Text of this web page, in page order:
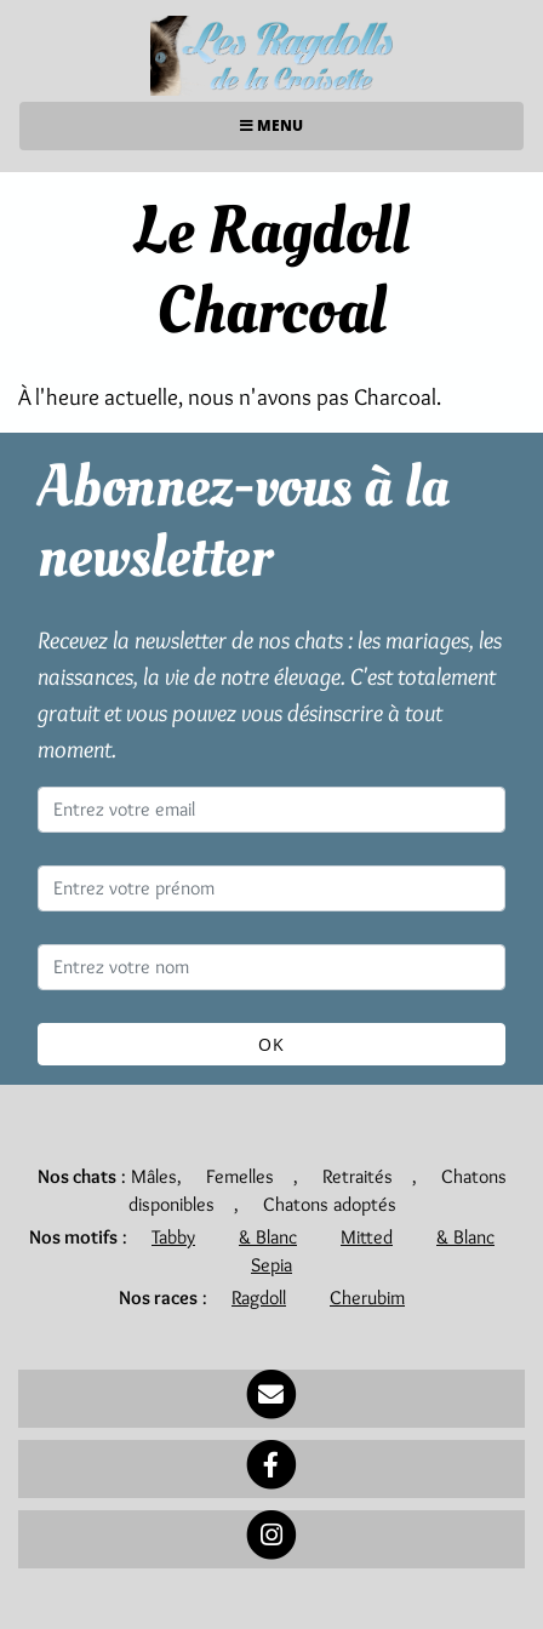
MENU
Le Ragdoll
Charcoal
À l'heure actuelle, nous n'avons pas Charcoal.
Abonnez-vous à la
newsletter
Recevez la newsletter de nos chats : les mariages, les
naissances, la vie de notre élevage. C'est totalement
gratuit et vous pouvez vous désinscrire à tout
moment.
OK
Nos chats: Mâles, Femelles , Retraités ,
Chatons
disponibles
,
Chatons adoptés
Nos motifs : Tabby & Blanc Mitted
& Blanc
Sepia
Nos races : Ragdoll Cherubim